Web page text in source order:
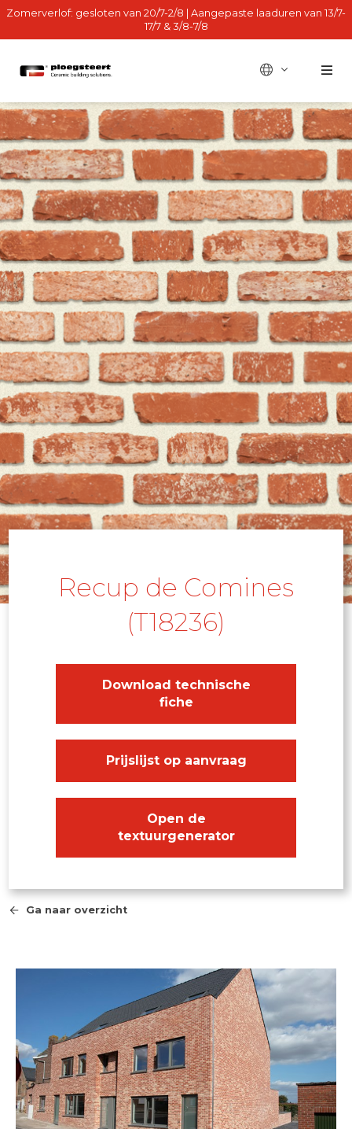
Zomerverlof: gesloten van 20/7-2/8 | Aangepaste laaduren van 13/7-
17/7 & 3/8-7/8
BE - fr
Recup de Comines
(T18236)
Download technische
fiche
Prijslijst op aanvraag
Open de
textuurgenerator
Ga naar overzicht